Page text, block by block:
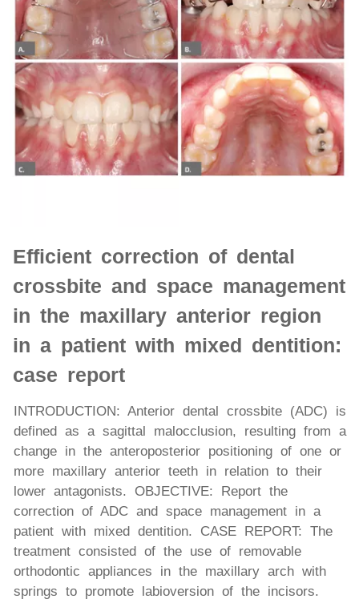
Efficient correction of dental
crossbite and space management
in the maxillary anterior region
in a patient with mixed dentition:
case report
INTRODUCTION: Anterior dental crossbite (ADC) is
defined as a sagittal malocclusion, resulting from a
change in the anteroposterior positioning of one or
more maxillary anterior teeth in relation to their
lower antagonists. OBJECTIVE: Report the
correction of ADC and space management in a
patient with mixed dentition. CASE REPORT: The
treatment consisted of the use of removable
orthodontic appliances in the maxillary arch with
springs to promote labioversion of the incisors.